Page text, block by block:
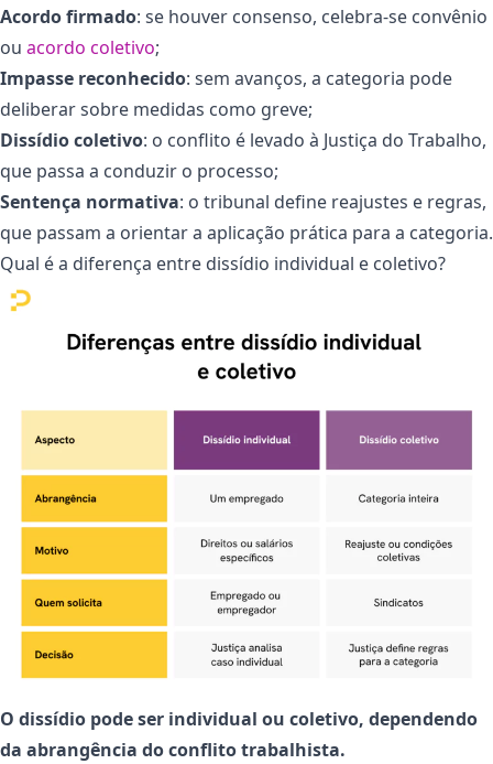
Acordo firmado: se houver consenso, celebra-se convênio
ou acordo coletivo;
Impasse reconhecido: sem avanços, a categoria pode
deliberar sobre medidas como greve;
Dissídio coletivo: o conflito é levado à Justiça do Trabalho,
que passa a conduzir o processo;
Sentença normativa: o tribunal define reajustes e regras,
que passam a orientar a aplicação prática para a categoria.
Qual é a diferença entre dissídio individual e coletivo?
O dissídio pode ser individual ou coletivo, dependendo
da abrangência do conflito trabalhista.